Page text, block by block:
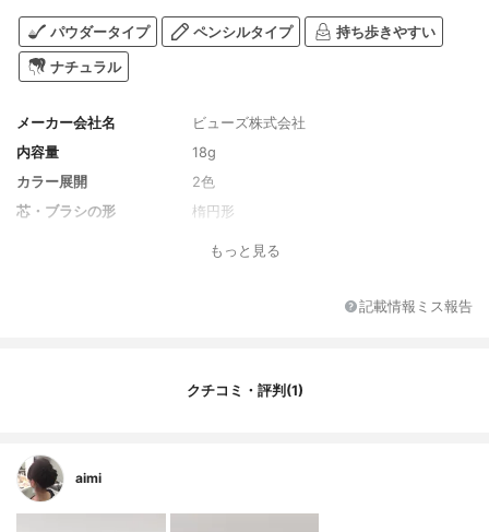
パウダータイプ ペンシルタイプ 持ち歩きやすい
ナチュラル
メーカー会社名
ビューズ株式会社
内容量
18g
カラー展開
2色
芯・ブラシの形
楕円形
もっと見る
記載情報ミス報告
クチコミ・評判(1)
aimi